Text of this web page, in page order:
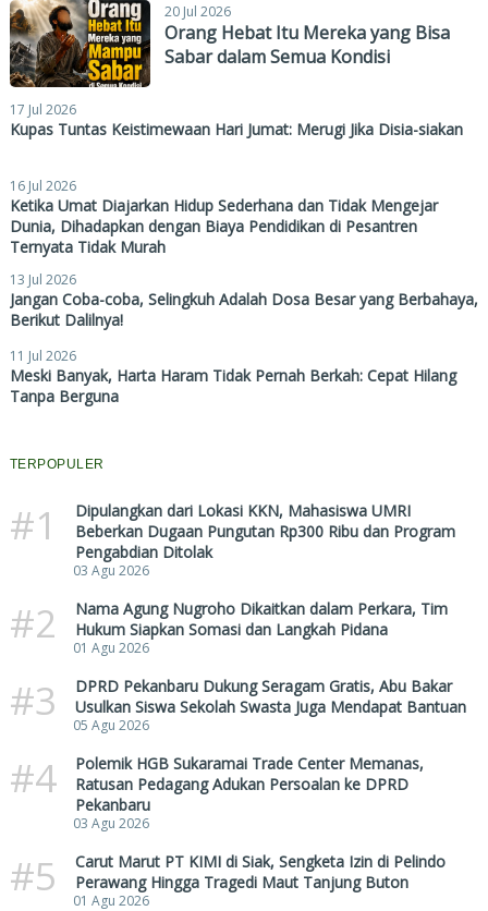
20 Jul 2026
Orang Hebat Itu Mereka yang Bisa
Sabar dalam Semua Kondisi
17 Jul 2026
Kupas Tuntas Keistimewaan Hari Jumat: Merugi Jika Disia-siakan
16 Jul 2026
Ketika Umat Diajarkan Hidup Sederhana dan Tidak Mengejar
Dunia, Dihadapkan dengan Biaya Pendidikan di Pesantren
Ternyata Tidak Murah
13 Jul 2026
Jangan Coba-coba, Selingkuh Adalah Dosa Besar yang Berbahaya,
Berikut Dalilnya!
11 Jul 2026
Meski Banyak, Harta Haram Tidak Pernah Berkah: Cepat Hilang
Tanpa Berguna
TERPOPULER
#1
Dipulangkan dari Lokasi KKN, Mahasiswa UMRI
Beberkan Dugaan Pungutan Rp300 Ribu dan Program
Pengabdian Ditolak
03 Agu 2026
#2
Nama Agung Nugroho Dikaitkan dalam Perkara, Tim
Hukum Siapkan Somasi dan Langkah Pidana
01 Agu 2026
#3
DPRD Pekanbaru Dukung Seragam Gratis, Abu Bakar
Usulkan Siswa Sekolah Swasta Juga Mendapat Bantuan
05 Agu 2026
#4
Polemik HGB Sukaramai Trade Center Memanas,
Ratusan Pedagang Adukan Persoalan ke DPRD
Pekanbaru
03 Agu 2026
#5
Carut Marut PT KIMI di Siak, Sengketa Izin di Pelindo
Perawang Hingga Tragedi Maut Tanjung Buton
01 Agu 2026